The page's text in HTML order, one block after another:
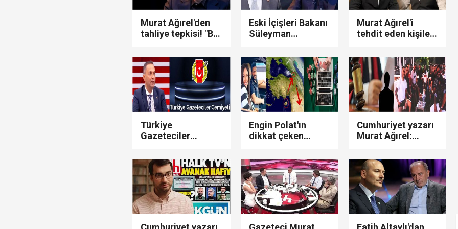
Murat Ağırel'den
tahliye tepkisi! "Biz
Engin ve Dilan
Polat ailesinden
özür dilerim..!"
Eski İçişleri Bakanı
Süleyman
karıştıran
paylaşım: 'Bana
kumpas kuruldu..!'
Murat Ağırel'i
tehdit eden kişiler
Ağırel: "Hakkımda
yapılan bu
ihalenin,.."
Türkiye
Gazeteciler
Murat Ağırel'e
destek!
Engin Polat'ın
dikkat çeken
trafiği...
Cumhuriyet yazarı
Murat Ağırel:
girdi, 1128 yıl hapis
cezası alan çete
üyeleri tahliye
edildi..!"